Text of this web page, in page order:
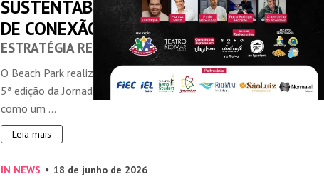
SUSTENTABILIDADE EM UMA PLATAFORMA
DE CONEXÃO E VALOR
ESTRATÉGIA RELEVANTE
O Beach Park realiza na próxima terça-feira (30), no Parque Arvorar, a
5ª edição da Jornada Sustentável, iniciativa que reposiciona o tema
como um ...
Leia mais
IN NEWS 18 de junho de 2026